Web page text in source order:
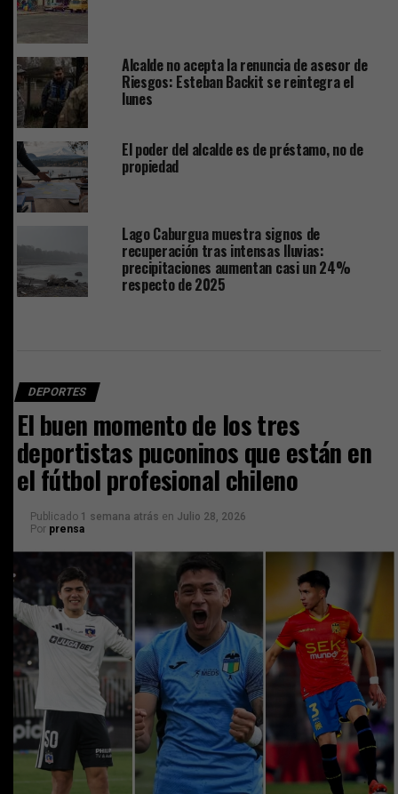
Alcalde no acepta la renuncia de asesor de
Riesgos: Esteban Backit se reintegra el
lunes
El poder del alcalde es de préstamo, no de
propiedad
Lago Caburgua muestra signos de
recuperación tras intensas lluvias:
precipitaciones aumentan casi un 24%
respecto de 2025
DEPORTES
El buen momento de los tres
deportistas puconinos que están en
el fútbol profesional chileno
Publicado 1 semana atrás en Julio 28, 2026
Por prensa